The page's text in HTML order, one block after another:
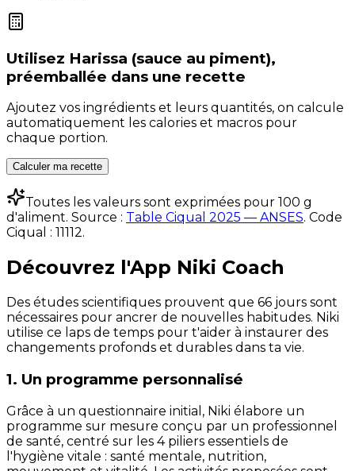
Utilisez Harissa (sauce au piment),
préemballée dans une recette
Ajoutez vos ingrédients et leurs quantités, on calcule
automatiquement les calories et macros pour
chaque portion.
Calculer ma recette
Toutes les valeurs sont exprimées pour 100 g
d'aliment. Source : Table Ciqual 2025 — ANSES. Code
Ciqual : 11112.
Découvrez l'App Niki Coach
Des études scientifiques prouvent que 66 jours sont
nécessaires pour ancrer de nouvelles habitudes. Niki
utilise ce laps de temps pour t'aider à instaurer des
changements profonds et durables dans ta vie.
1. Un programme personnalisé
Grâce à un questionnaire initial, Niki élabore un
programme sur mesure conçu par un professionnel
de santé, centré sur les 4 piliers essentiels de
l'hygiène vitale : santé mentale, nutrition,